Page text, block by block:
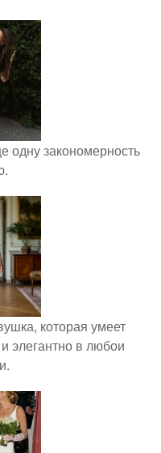
одну закономерность
которая умеет
элегантно в любои